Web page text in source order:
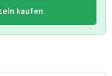
kaufen